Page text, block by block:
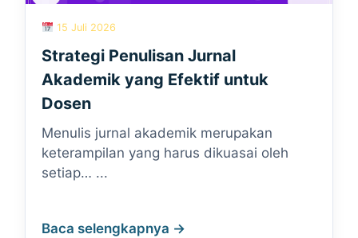
15 Juli 2026
Strategi Penulisan Jurnal
Akademik yang Efektif untuk
Dosen
Menulis jurnal akademik merupakan
keterampilan yang harus dikuasai oleh
setiap… ...
Baca selengkapnya →